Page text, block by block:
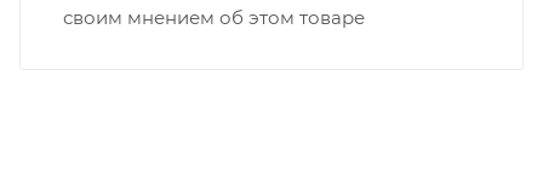
своим мнением об этом товаре